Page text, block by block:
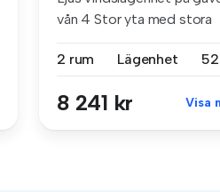
vån 4 Stor yta med stora
2 rum
Lägenhet 52
8 241 kr Visa